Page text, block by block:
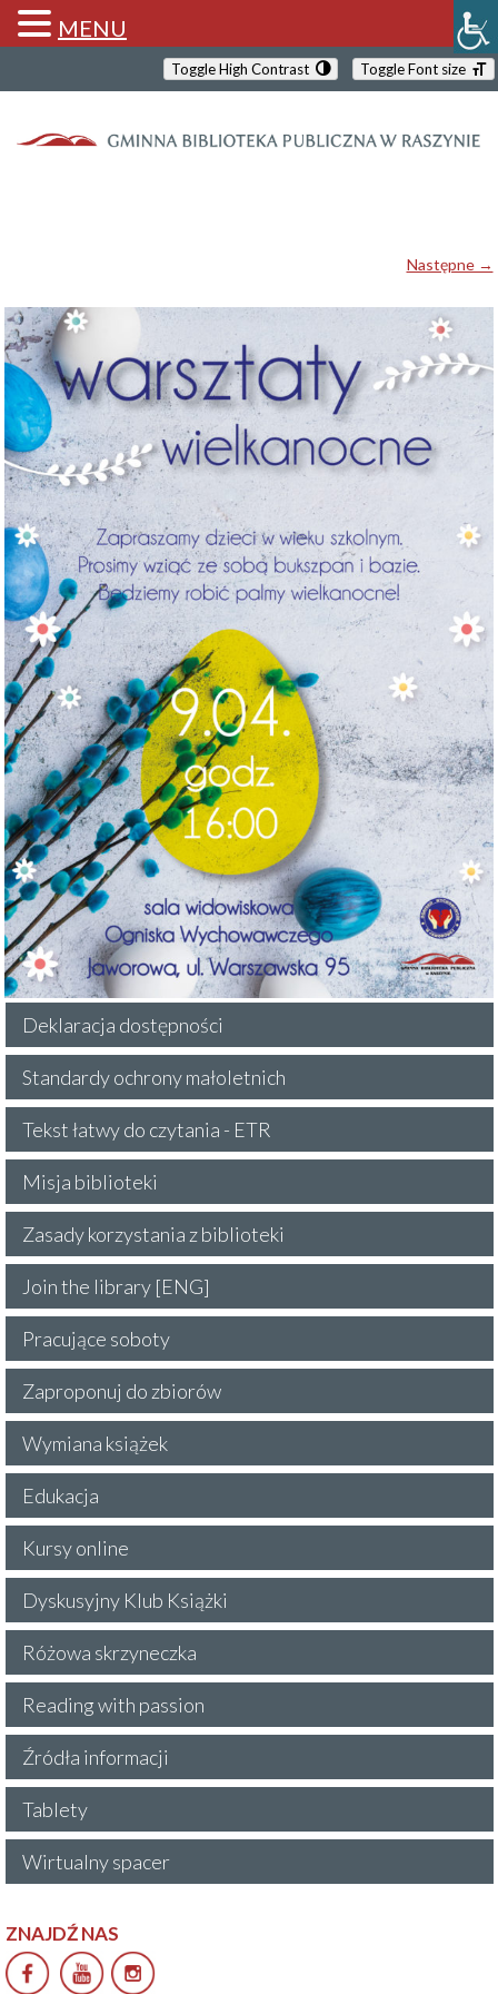
Toggle High Contrast Toggle Font size
Następne →
Deklaracja dostępności
Standardy ochrony małoletnich
Tekst łatwy do czytania - ETR
Misja biblioteki
Zasady korzystania z biblioteki
Join the library [ENG]
Pracujące soboty
Zaproponuj do zbiorów
Wymiana książek
Edukacja
Kursy online
Dyskusyjny Klub Książki
Różowa skrzyneczka
Reading with passion
Źródła informacji
Tablety
Wirtualny spacer
ZNAJDŹ NAS
MENU